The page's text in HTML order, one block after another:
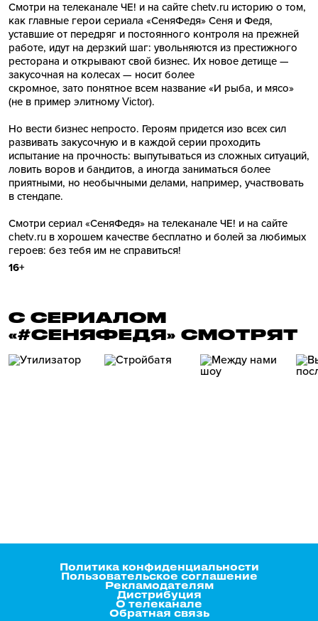
Смотри на телеканале ЧЕ! и на сайте chetv.ru историю о том,
как главные герои сериала «СеняФедя» Сеня и Федя,
уставшие от передряг и постоянного контроля на прежней
работе, идут на дерзкий шаг: увольняются из престижного
ресторана и открывают свой бизнес. Их новое детище —
закусочная на колесах — носит более
скромное, зато понятное всем название «И рыба, и мясо»
(не в пример элитному Victor).
Но вести бизнес непросто. Героям придется изо всех сил
развивать закусочную и в каждой серии проходить
испытание на прочность: выпутываться из сложных ситуаций,
ловить воров и бандитов, а иногда заниматься более
приятными, но необычными делами, например, участвовать
в стендапе.
Смотри сериал «СеняФедя» на телеканале ЧЕ! и на сайте
chetv.ru в хорошем качестве бесплатно и болей за любимых
героев: без тебя им не справиться!
16+
С СЕРИАЛОМ
«#СЕНЯФЕДЯ» СМОТРЯТ
Политика конфиденциальности
Пользовательское соглашение
Рекламодателям
Дистрибуция
О телеканале
Обратная связь